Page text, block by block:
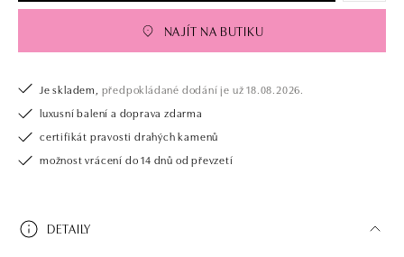
NAJÍT NA BUTIKU
Je skladem, předpokládané dodání je už 18.08.2026.
luxusní balení a doprava zdarma
certifikát pravosti drahých kamenů
možnost vrácení do 14 dnů od převzetí
DETAILY